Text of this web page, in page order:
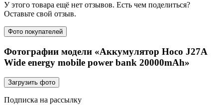
У этого товара ещё нет отзывов. Есть чем поделиться?
Оставьте свой отзыв.
Фото покупателей
Фотографии модели «Аккумулятор Hoco J27A
Wide energy mobile power bank 20000mAh»
Загрузить фото
Подписка на рассылку